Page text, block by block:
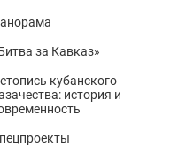
за Кавказ»
кубанского
история и